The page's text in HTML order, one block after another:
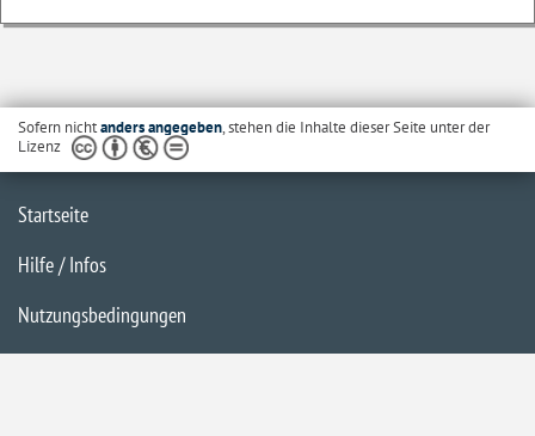
Sofern nichtanders angegeben, stehen die Inhalte dieser Seite unter der
Lizenz
Startseite
Hilfe / Infos
Nutzungsbedingungen